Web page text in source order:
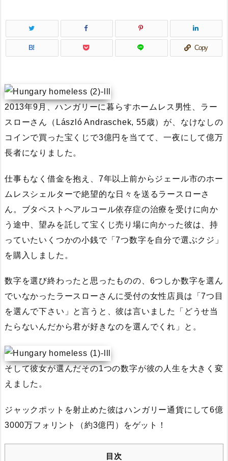
B! Copy
2013年9月、ハンガリーに暮らすホームレス男性、ラー
スローさん（László Andraschek, 55歳）が、なけなしの
コインで買った宝くじで3億円を当てて、一夜にして億万
長者になりました。
仕事もなく借金を抱え、7年以上前からジェール市のホー
ムレスシェルターで絶望的な日々を送るラースローさ
ん。ブタペストへアルコール依存症の治療を受けに向か
う途中、望みを託して宝くじ売り場に向かった彼は、持
っていたいくつかの小銭で「7つ数字を自分で選ぶクジ」
を購入しました。
数字を選び終わったと思ったものの、6つしか数字を選ん
でいなかったラースローさんに受付の女性店員は「7つ目
を選んで下さい」と言うと、彼は言いました「どうせ当
たらないんだから君が好きなのを選んでくれ」と。
そして彼女が選んだその1つの数字が彼の人生を大きく変
えました。
ジャックポットを射止めた彼はハンガリー通貨にして6億
3000万フォリント（約3億円）をゲット！
目次